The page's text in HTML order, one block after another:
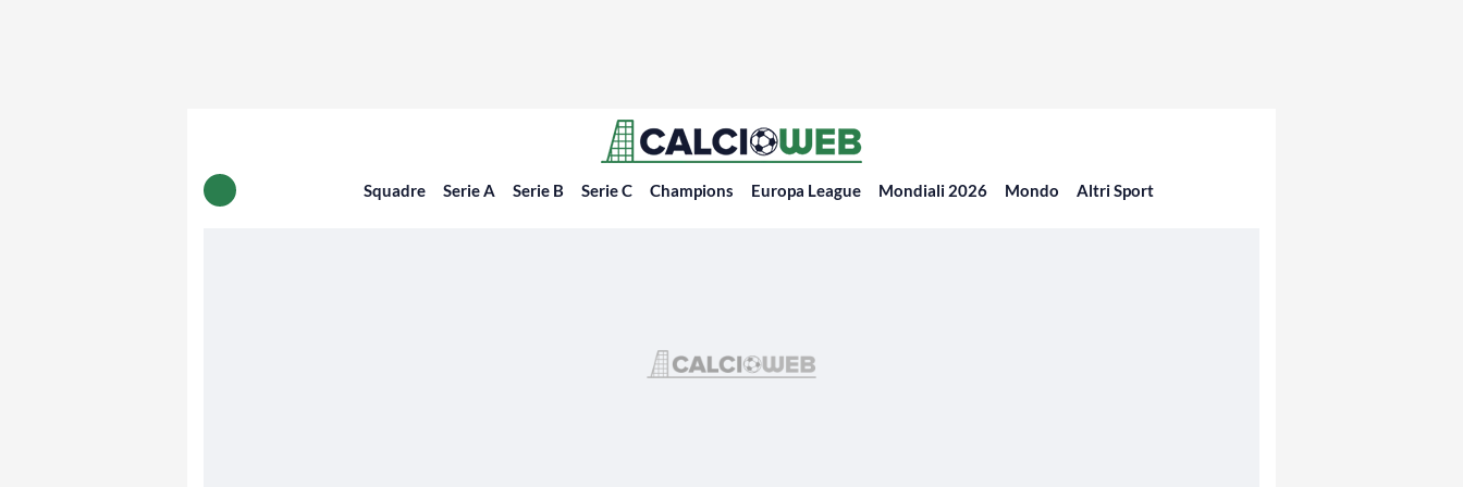
Squadre Serie A Serie B Serie C Champions Europa League Mondiali 2026 Mondo Altri Sport